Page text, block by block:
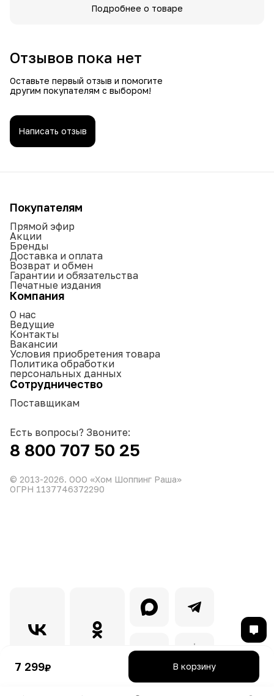
Подробнее о товаре
7 299₽ В корзину
Отзывов пока нет
Оставьте первый отзыв и помогите
другим покупателям с выбором!
Написать отзыв
Покупателям
Прямой эфир
Акции
Бренды
Доставка и оплата
Возврат и обмен
Гарантии и обязательства
Печатные издания
Компания
О нас
Ведущие
Контакты
Вакансии
Условия приобретения товара
Политика обработки
персональных данных
Сотрудничество
Поставщикам
Есть вопросы? Звоните:
8 800 707 50 25
© 2013-2026. ООО «Хом Шоппинг Раша»
ОГРН 1137746372290